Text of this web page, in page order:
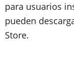
para usuarios
pueden
Store.